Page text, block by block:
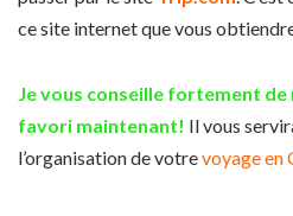
ce site internet que vous
Je vous conseille fortement
favori maintenant! Il vous
l’organisation de votrevoyage en